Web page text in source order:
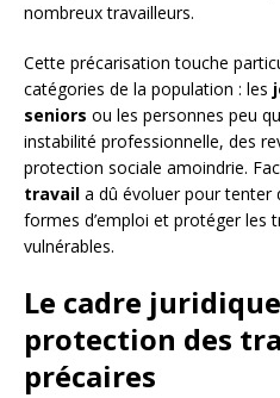
nombreux travailleurs.
Cette précarisation touche
catégories de la population : les
seniors ou les personnes peu
instabilité professionnelle, des
protection sociale amoindrie.
travail a dû évoluer pour tenter
formes d’emploi et protéger les
vulnérables.
Le cadre
protection des
précaires